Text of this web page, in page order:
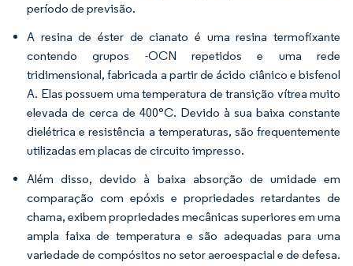
período de previsão.
A resina de éster de cianato é uma resina termofixante
contendo grupos -OCN repetidos e uma rede
tridimensional, fabricada a partir de ácido ciânico e bisfenol
A. Elas possuem uma temperatura de transição vítrea muito
elevada de cerca de 400°C. Devido à sua baixa constante
dielétrica e resistência a temperaturas, são frequentemente
utilizadas em placas de circuito impresso.
Além disso, devido à baixa absorção de umidade em
comparação com epóxis e propriedades retardantes de
chama, exibem propriedades mecânicas superiores em uma
ampla faixa de temperatura e são adequadas para uma
variedade de compósitos no setor aeroespacial e de defesa.